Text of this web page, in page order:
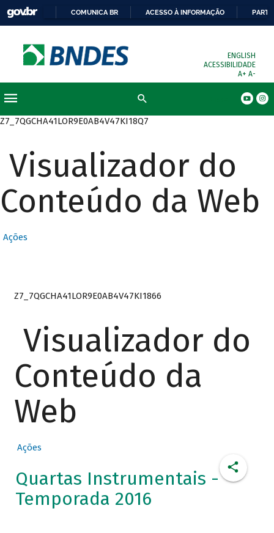
COMUNICA BR ACESSO À INFORMAÇÃO
ENGLISH
ACESSIBILIDADE
A+ A-
Z7_7QGCHA41LOR9E0AB4V47KI18Q7
Visualizador do
Conteúdo da Web
Ações
Z7_7QGCHA41LOR9E0AB4V47KI1866
Visualizador do
Conteúdo da
Web
Ações
Quartas Instrumentais -
Temporada 2016